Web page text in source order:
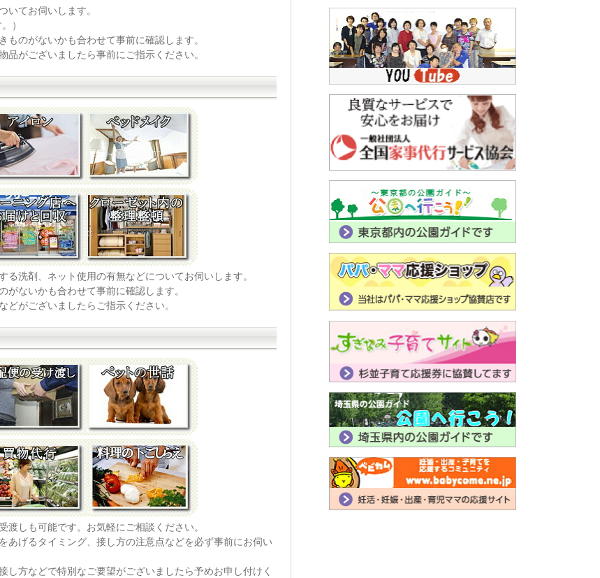
いてお伺いします。
）
のがないかも合わせて事前に確認します。
がございましたら事前にご指示ください。
洗剤、ネット使用の有無などについてお伺いします。
ないかも合わせて事前に確認します。
がございましたらご指示ください。
しも可能です。お気軽にご相談ください。
あげるタイミング、接し方の注意点などを必ず事前にお伺い
方などで特別なご要望がございましたら予めお申し付けく